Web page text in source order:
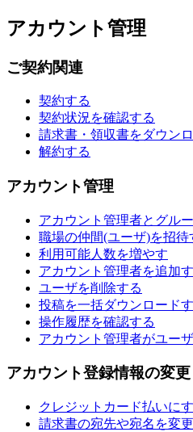
アカウント管理
ご契約関連
契約する
契約状況を確認する
請求書・領収書をダウン
解約する
アカウント管理
アカウント管理者とグル
職場の仲間(ユーザ)を招待
利用可能人数を増やす
アカウント管理者を追加
ユーザを削除する
投稿を一括ダウンロード
操作履歴を確認する
アカウント管理者がユー
アカウント登録情報の変更
クレジットカード払いに
請求書の宛先や宛名を変